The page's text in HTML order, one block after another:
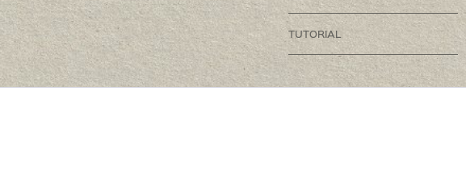
TUTORIAL